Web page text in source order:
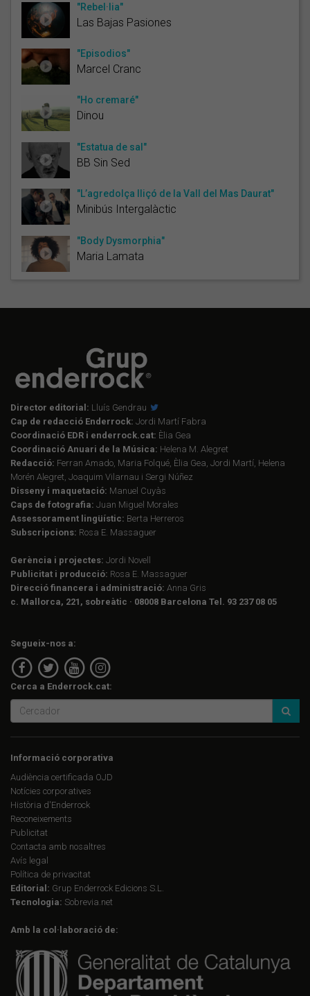
"Rebel·lia"
Las Bajas Pasiones
"Episodios"
Marcel Cranc
"Ho cremaré"
Dinou
"Estatua de sal"
BB Sin Sed
"L’agredolça lliçó de la Vall del Mas Daurat"
Minibús Intergalàctic
"Body Dysmorphia"
Maria Lamata
Director editorial: Lluís Gendrau
Cap de redacció Enderrock: Jordi Martí Fabra
Coordinació EDR i enderrock.cat: Èlia Gea
Coordinació Anuari de la Música: Helena M. Alegret
Redacció: Ferran Amado, Maria Folqué, Èlia Gea, Jordi Martí, Helena
Morén Alegret, Joaquim Vilarnau i Sergi Núñez
Disseny i maquetació: Manuel Cuyàs
Caps de fotografia: Juan Miguel Morales
Assessorament lingüístic: Berta Herreros
Subscripcions: Rosa E. Massaguer
Gerència i projectes: Jordi Novell
Publicitat i producció: Rosa E. Massaguer
Direcció financera i administració: Anna Gris
c. Mallorca, 221, sobreàtic · 08008 Barcelona Tel. 93 237 08 05
Segueix-nos a:
Cerca a Enderrock.cat:
Informació corporativa
Audiència certificada OJD
Notícies corporatives
Història d'Enderrock
Reconeixements
Publicitat
Contacta amb nosaltres
Avís legal
Política de privacitat
Editorial: Grup Enderrock Edicions S.L.
Tecnologia: Sobrevia.net
Amb la col·laboració de: